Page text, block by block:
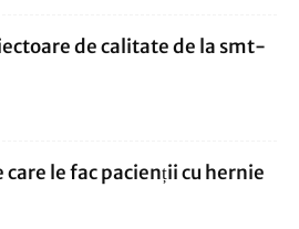
de calitate de la smt-
le fac pacienții cu hernie